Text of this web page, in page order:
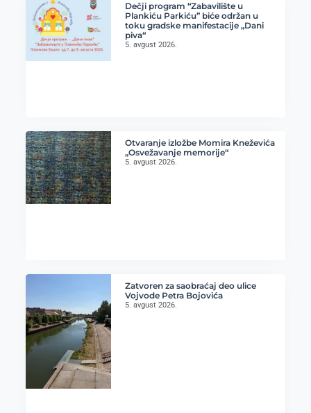
Dečji program “Zabavilište u
Plankiću Parkiću” biće održan u
toku gradske manifestacije „Dani
piva“
5. avgust 2026.
Otvaranje izložbe Momira Kneževića
„Osvežavanje memorije“
5. avgust 2026.
Zatvoren za saobraćaj deo ulice
Vojvode Petra Bojovića
5. avgust 2026.